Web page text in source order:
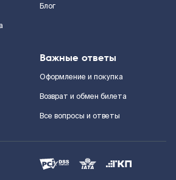
Блог
Важные ответы
Оформление и покупка
Возврат и обмен билета
Все вопросы и ответы